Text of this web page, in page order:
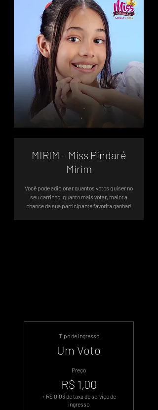
MIRIM - Miss Pindaré
Mirim
Você pode adicionar quantos votos quiser no
seu carrinho, quanto mais votar, maior a
chance da sua participante favorita ganhar!
Tipo de ingresso
Um Voto
Preço
R$ 1,00
+ R$ 0,03 de taxa de serviço de
ingresso